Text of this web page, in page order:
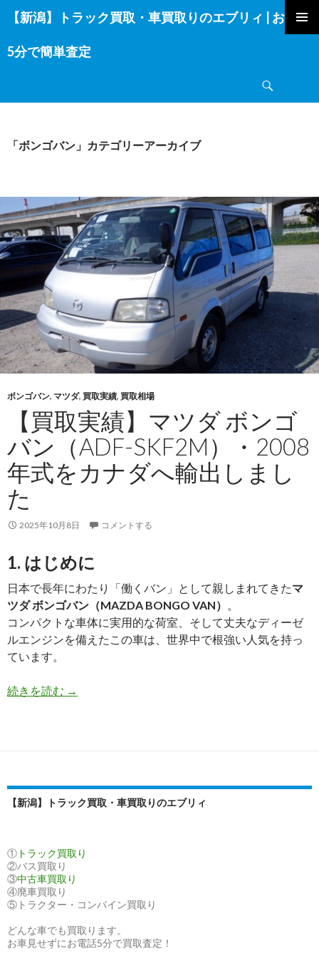
【新潟】トラック買取・車買取りのエブリィ | お電話
5分で簡単査定
ン
テ
へ
ッ「ボンゴバン」カテゴリーアーカイブ
ボンゴバン, マツダ, 買取実績, 買取相場
【買取実績】マツダ ボンゴ
バン（ADF-SKF2M）・2008
年式をカナダへ輸出しまし
た
2025年10月8日 コメントする
1. はじめに
日本で長年にわたり「働くバン」として親しまれてきたマ
ツダ ボンゴバン（MAZDA BONGO VAN） 。
コンパクトな車体に実用的な荷室、そして丈夫なディーゼ
ルエンジンを備えたこの車は、世界中で根強い人気を持っ
ています。
続きを読む 【買
ダ
ボ
バ
ン
SKF2M）・
2008
年
→
【新潟】トラック買取・車買取りのエブリィ
① トラック買取り
②バス買取り
③中古車買取り
④廃車買取り
⑤トラクター・コンバイン買取り
どんな車でも買取ります。
お車見せずにお電話5分で買取査定！